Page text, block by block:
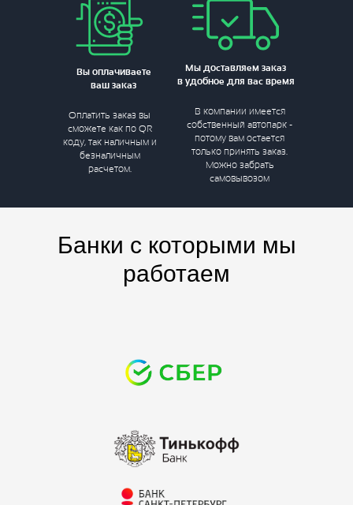
Вы оплачиваете
ваш заказ
Оплатить заказ вы
сможете как по QR
коду, так наличным и
безналичным
расчетом.
Мы доставляем заказ
в удобное для вас время
В компании имеется
собственный автопарк -
потому вам остается
только принять заказ.
Можно забрать
самовывозом
Банки с которыми мы
работаем